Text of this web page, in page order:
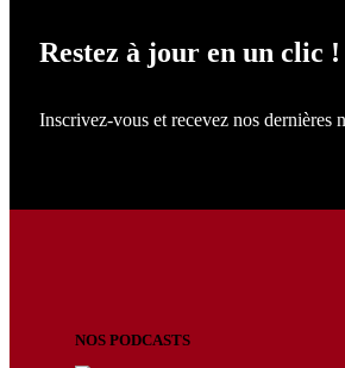
Restez à jour en un clic !
Inscrivez-vous et recevez nos dernières
NOS PODCASTS